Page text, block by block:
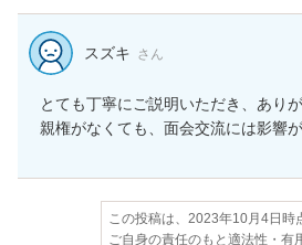
スズキ さん
とても丁寧にご説明いただき、あり
親権がなくても、面会交流には影響
この投稿は、2023年10月4日時
ご自身の責任のもと適法性・有